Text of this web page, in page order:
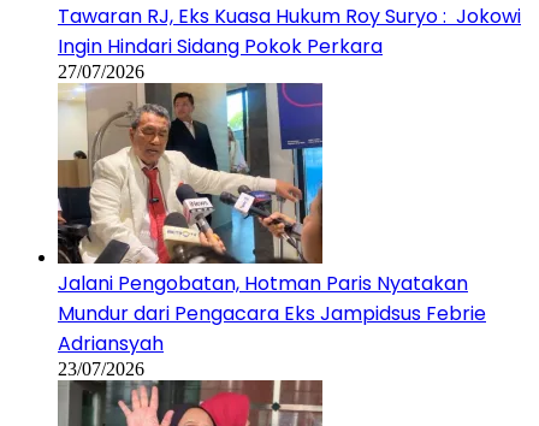
Tawaran RJ, Eks Kuasa Hukum Roy Suryo : Jokowi
Ingin Hindari Sidang Pokok Perkara
27/07/2026
Jalani Pengobatan, Hotman Paris Nyatakan
Mundur dari Pengacara Eks Jampidsus Febrie
Adriansyah
23/07/2026